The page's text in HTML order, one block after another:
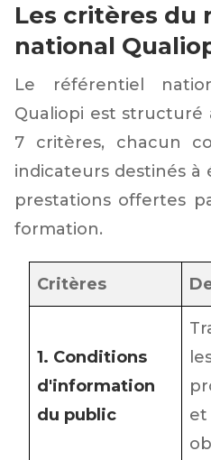
Les critères du
national
Le référentiel
Qualiopi est
7 critères, chacun
indicateurs destinés à
prestations offertes
formation.
Critères
1. Conditions
d'information
du public
et